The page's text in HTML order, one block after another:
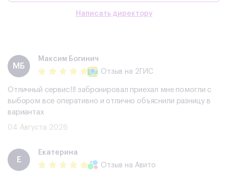
Написать директору
МБ
Максим Богинич
Отзыв на 2ГИС
Отличный сервис!!! забронировал приехал мне помогли с
выбором все оперативно и отлично объяснили разницу в
вариантах
04 Августа 2026
Е
Екатерина
Отзыв на Авито